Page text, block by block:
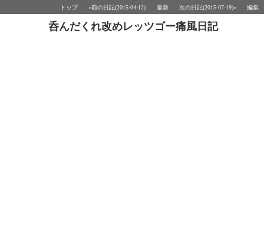
トップ «前の日記(2015-04-12) 最新 次の日記(2015-07-19)» 編集
呑んだくれ改めレッツゴー痛風日記